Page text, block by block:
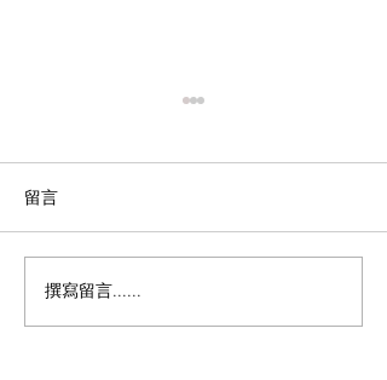
Matsuda【日本職人手藝
的極致演繹｜銅鑼灣及尖
留言
撰寫留言......